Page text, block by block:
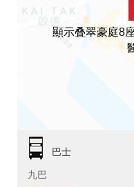
顯示叠翠豪庭8
巴士
九巴